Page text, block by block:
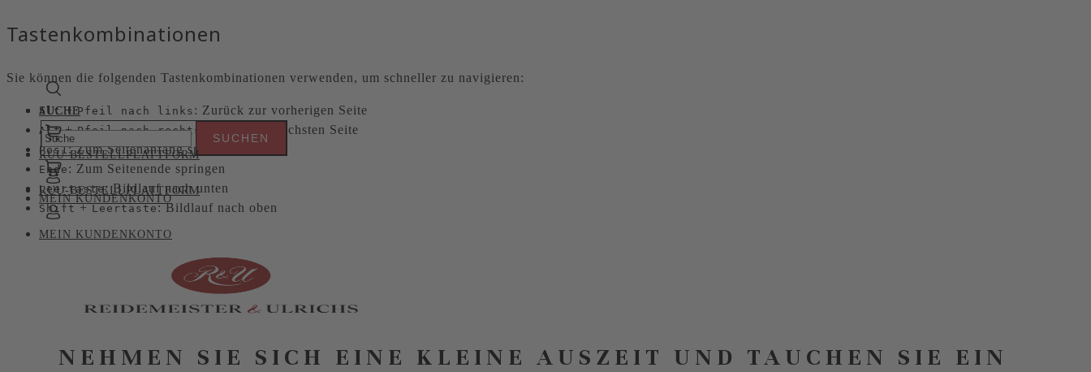
Tastenkombinationen
Sie können die folgenden Tastenkombinationen verwenden, um schneller zu navigieren:
Alt+Pfeil nach links : Zurück zur vorherigen Seite
Alt+Pfeil nach rechts : Weiter zur nächsten Seite
Pos1: Zum Seitenanfang springen
Ende : Zum Seitenende springen
Leertaste: Bildlauf nach unten
Shift+Leertaste: Bildlauf nach oben
NEHMEN SIE SICH EINE KLEINE AUSZEIT UND TAUCHEN SIE EIN
SUCHE
RUU-BESTELLPLATTFORM
MEIN KUNDENKONTO
SUCHE
RUU-BESTELLPLATTFORM
MEIN KUNDENKONTO